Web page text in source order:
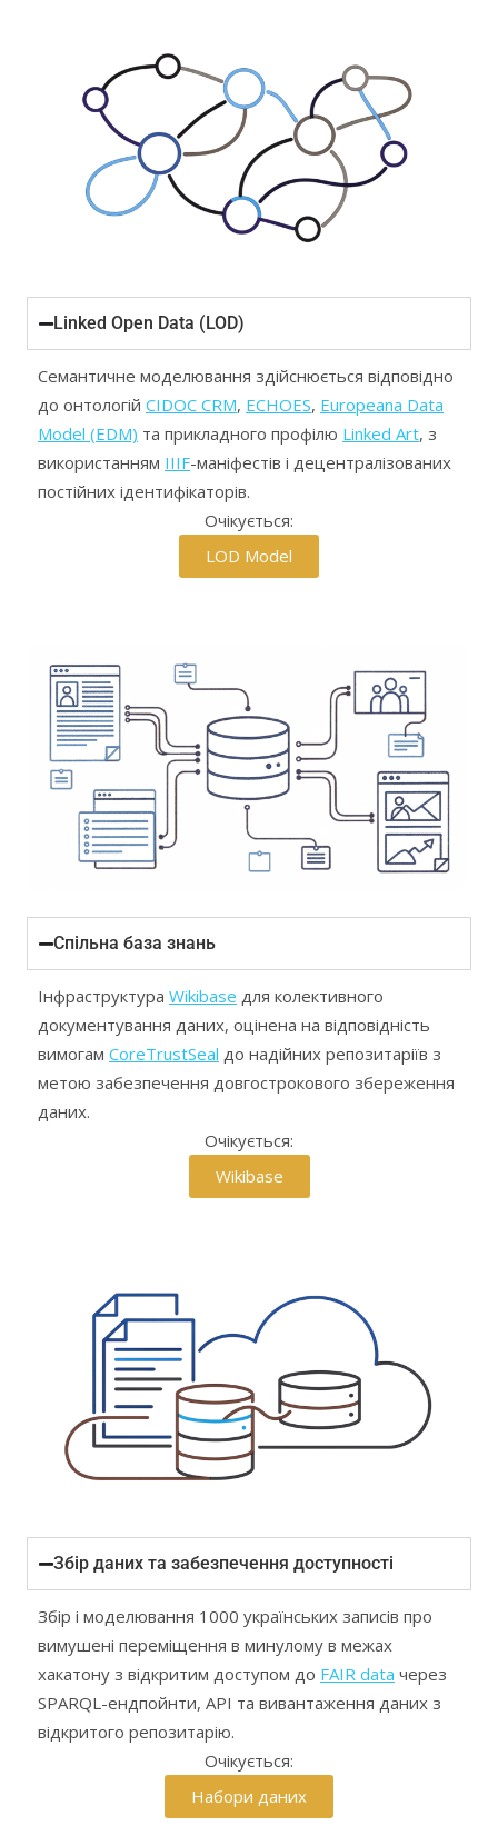
Linked Open Data (LOD)
Семантичне моделювання здійснюється відповідно
до онтологій CIDOC CRM, ECHOES, Europeana Data
Model (EDM) та прикладного профілю Linked Art, з
використанням IIIF-маніфестів і децентралізованих
постійних ідентифікаторів.
Очікується:
LOD Model
Спільна база знань
Інфраструктура Wikibase для колективного
документування даних, оцінена на відповідність
вимогам CoreTrustSeal до надійних репозитаріїв з
метою забезпечення довгострокового збереження
даних.
Очікується:
Wikibase
Збір даних та забезпечення доступності
Збір і моделювання 1000 українських записів про
вимушені переміщення в минулому в межах
хакатону з відкритим доступом до FAIR data через
SPARQL-ендпойнти, API та вивантаження даних з
відкритого репозитарію.
Очікується:
Набори даних